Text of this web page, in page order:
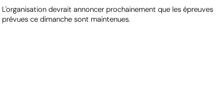
L'organisation devrait annoncer prochainement que les épreuves
prévues ce dimanche sont maintenues.